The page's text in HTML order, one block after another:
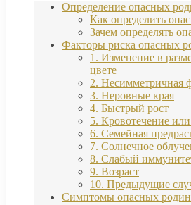
Определение опасных
Как определить
Зачем определять
Факторы риска опасных
1. Изменение в
цвете
2. Несимметричная
3. Неровные края
4. Быстрый рост
5. Кровотечение или
6. Семейная
7. Солнечное
8. Слабый
9. Возраст
10. Предыдущие
Симптомы опасных